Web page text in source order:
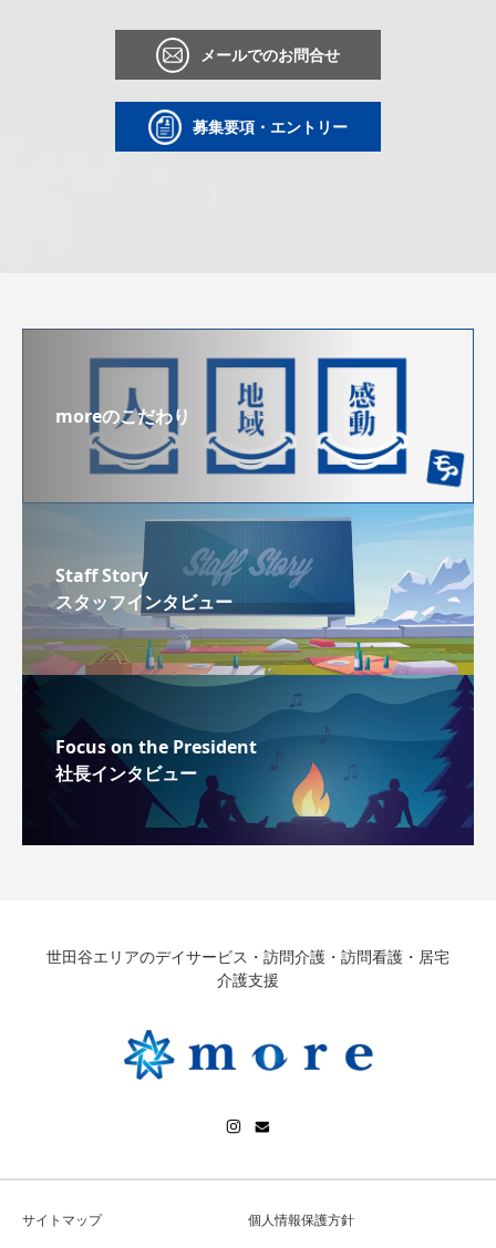
メールでのお問合せ
募集要項・エントリー
moreのこだわり
Staff Story
スタッフインタビュー
Focus on the President
社長インタビュー
世田谷エリアのデイサービス・訪問介護・訪問看護・居宅
介護支援
サイトマップ 個人情報保護方針